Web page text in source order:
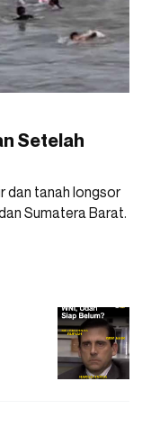
Setelah
dan tanah longsor
Sumatera Barat.